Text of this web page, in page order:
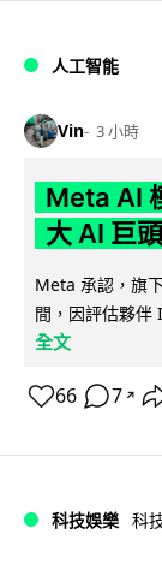
人工智能
Vin 3 小時
Meta AI
大 AI 巨
Meta 承認，旗
間，因評估夥
全文
66 7 ↗
科技娛樂 科